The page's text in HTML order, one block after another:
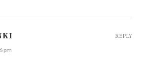
pm
REPLY